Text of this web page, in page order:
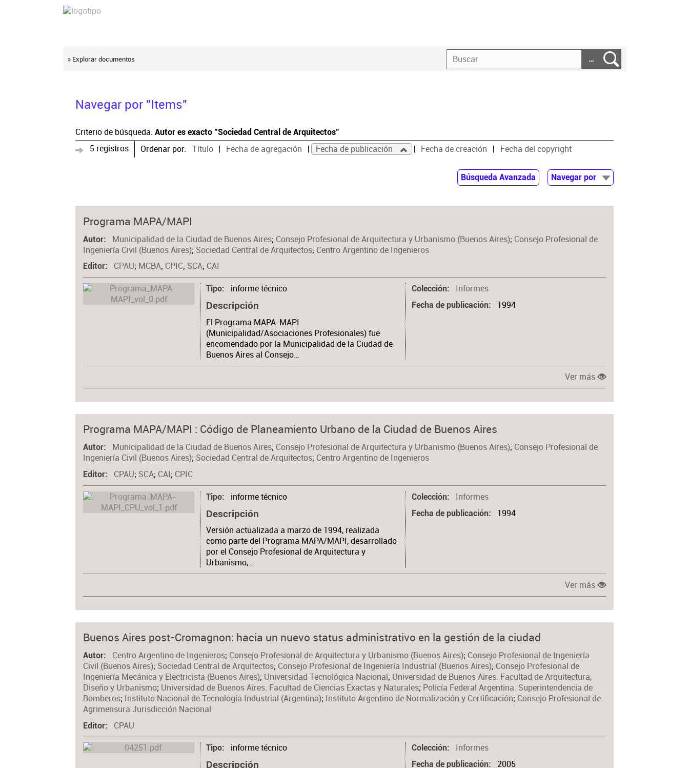
» Explorar documentos …
Navegar por "Items"
Criterio de búsqueda: Autor es exacto "Sociedad Central de Arquitectos"
5 registros Ordenar por: Título Fecha de agregación Fecha de publicación Fecha de creación Fecha del copyright
Búsqueda Avanzada
Navegar por
Materia
Programa MAPA/MAPI
Autor Municipalidad de la Ciudad de Buenos Aires; Consejo Profesional de Arquitectura y Urbanismo (Buenos Aires); Consejo Profesional de
Ingeniería Civil (Buenos Aires); Sociedad Central de Arquitectos; Centro Argentino de Ingenieros
Editor CPAU; MCBA; CPIC; SCA; CAI
Tipo informe técnico
Descripción
El Programa MAPA-MAPI
(Municipalidad/Asociaciones Profesionales) fue
encomendado por la Municipalidad de la Ciudad de
Buenos Aires al Consejo…
Colección Informes
Fecha de publicación 1994
Ver más
Programa MAPA/MAPI : Código de Planeamiento Urbano de la Ciudad de Buenos Aires
Autor Municipalidad de la Ciudad de Buenos Aires; Consejo Profesional de Arquitectura y Urbanismo (Buenos Aires); Consejo Profesional de
Ingeniería Civil (Buenos Aires); Sociedad Central de Arquitectos; Centro Argentino de Ingenieros
Editor CPAU; SCA; CAI; CPIC
Tipo informe técnico
Descripción
Versión actualizada a marzo de 1994, realizada
como parte del Programa MAPA/MAPI, desarrollado
por el Consejo Profesional de Arquitectura y
Urbanismo,…
Colección Informes
Fecha de publicación 1994
Ver más
Buenos Aires post-Cromagnon: hacia un nuevo status administrativo en la gestión de la ciudad
Autor Centro Argentino de Ingenieros; Consejo Profesional de Arquitectura y Urbanismo (Buenos Aires); Consejo Profesional de Ingeniería
Civil (Buenos Aires); Sociedad Central de Arquitectos; Consejo Profesional de Ingeniería Industrial (Buenos Aires); Consejo Profesional de
Ingeniería Mecánica y Electricista (Buenos Aires); Universidad Tecnológica Nacional; Universidad de Buenos Aires. Facultad de Arquitectura,
Diseño y Urbanismo; Universidad de Buenos Aires. Facultad de Ciencias Exactas y Naturales; Policía Federal Argentina. Superintendencia de
Bomberos; Instituto Nacional de Tecnología Industrial (Argentina); Instituto Argentino de Normalización y Certificación; Consejo Profesional de
Agrimensura Jurisdicción Nacional
Editor CPAU
Tipo informe técnico
Descripción
Colección Informes
Fecha de publicación 2005